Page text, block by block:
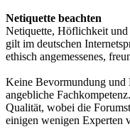
Netiquette beachten
Netiquette, Höflichkeit und
gilt im deutschen
ethisch angemessenes,
Keine Bevormundung und
angebliche
Qualität, wobei die
einigen wenigen Experten